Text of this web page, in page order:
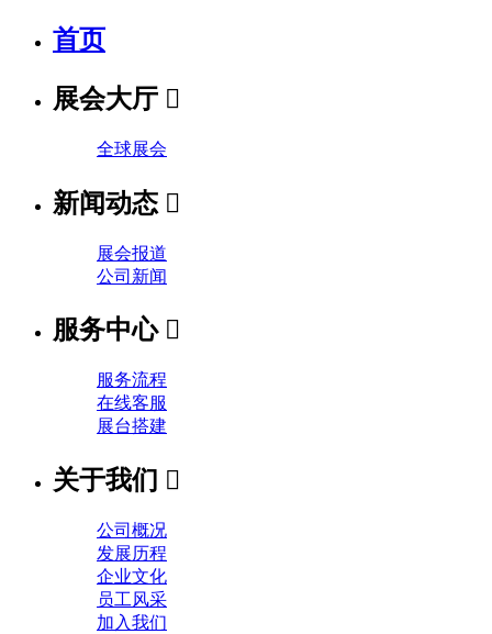
首页
展会大厅 
全球展会
新闻动态 
展会报道
公司新闻
服务中心 
服务流程
在线客服
展台搭建
关于我们 
公司概况
发展历程
企业文化
员工风采
加入我们